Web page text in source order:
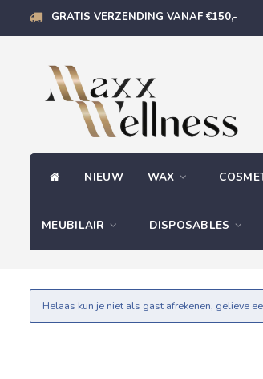
GRATIS VERZENDING VANAF €150,-
NIEUW WAX
MEUBILAIR DISPOSABLES
Helaas kun je niet als gast afrekenen, gelieve